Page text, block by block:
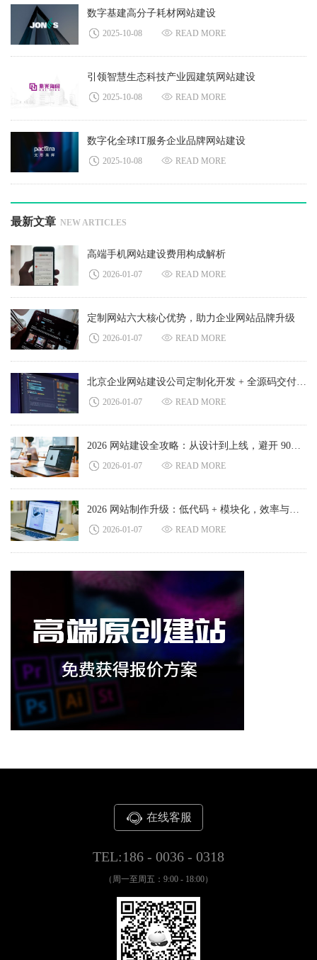
数字基建高分子耗材网站建设
2025-10-08 READ MORE
引领智慧生态科技产业园建筑网站建设
2025-10-08 READ MORE
数字化全球IT服务企业品牌网站建设
2025-10-08 READ MORE
最新文章 NEW ARTICLES
高端手机网站建设费用构成解析
2026-01-07 READ MORE
定制网站六大核心优势，助力企业网站品牌升级
2026-01-07 READ MORE
北京企业网站建设公司定制化开发 + 全源码交付保障
2026-01-07 READ MORE
2026 网站建设全攻略：从设计到上线，避开 90% 的踩坑点
2026-01-07 READ MORE
2026 网站制作升级：低代码 + 模块化，效率与灵活度双突破
2026-01-07 READ MORE
在线客服
TEL:186 - 0036 - 0318
（周一至周五：9:00 - 18:00）